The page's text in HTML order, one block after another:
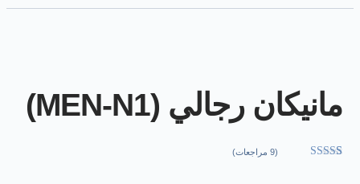
مانيكان رجالي (MEN-N1)
(
9مراجعات)